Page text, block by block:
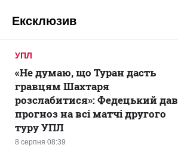
Ексклюзив
УПЛ
8 серпня 08:39
«Не думаю, що Туран дасть
гравцям Шахтаря
розслабитися»: Федецький дав
прогноз на всі матчі другого
туру УПЛ